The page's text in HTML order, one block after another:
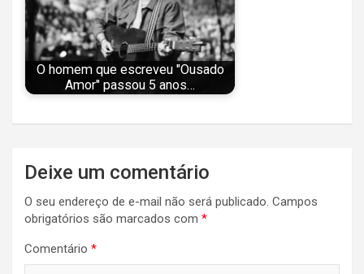
O homem que escreveu "Ousado
Amor" passou 5 anos…
Navegação
de
Post
Deixe um comentário
O seu endereço de e-mail não será publicado. Campos
obrigatórios são marcados com *
Comentário *